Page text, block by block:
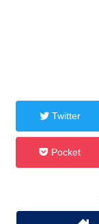
Twitter
Pocket